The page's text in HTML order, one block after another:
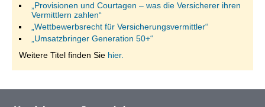
„Provisionen und Courtagen – was die Versicherer ihren
Vermittlern zahlen“
„Wettbewerbsrecht für Versicherungsvermittler“
„Umsatzbringer Generation 50+“
Weitere Titel finden Sie hier.